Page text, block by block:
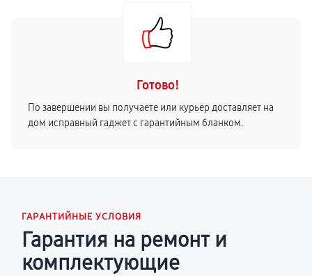
Готово!
По завершении вы получаете или курьер доставляет на
дом исправный гаджет с гарантийным бланком.
ГАРАНТИЙНЫЕ УСЛОВИЯ
Гарантия на ремонт и
комплектующие